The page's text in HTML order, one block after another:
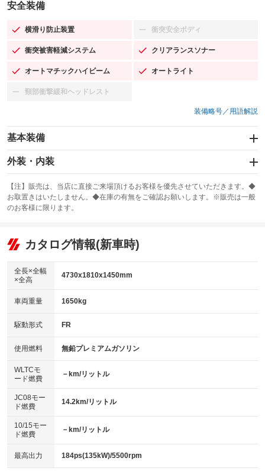
安全装備
横滑り防止装置
：装備あり 衝突安全ボディ
：装備なし
衝突被害軽減システム
：装備あり クリアランスソナー
：装備あり
オートマチックハイビーム
：装備あり オートライト
：装備あり
頸部衝撃緩和ヘッドレスト
：装備なし
装備略号／用語解説
基本装備
エアバッグ：運転席/助手席/サイド
：装備あり
：装備なし
サンルーフ
：装備なし ABS
リフトアップ
：装備なし
：装備なし
パワーウィンドウ
アイドリングストップ
：装備あり
USB入力端子
：装備あり
100V電源
：装備なし
センターデフロック
：装備なし
電動格納ミラー
：装備あり
外装・内装
カーナビ：HDDナビ
：装備あり
TV：フルセグ
：装備あり
ビジュアル：-／DVD再生
：装備あり
：装備あり
革シート
キーレス
HID(キセノンライト)
：装備なし
バックカメラ
：装備あり
エアロ
：装備なし
：装備なし
パワーシート
ベンチシート
：装備なし
チップアップシート
：装備なし
【注】販売は、当店に直接ご来場頂けるお客様を優先させていただきます。◆
お取置きはいたしません。◆在庫の有無をご確認お願いします。※販売は一般
のお客様に限ります。
カタログ情報(新車時)
全長×全幅
×全高
4730x1810x1450mm
車両重量 1650kg
駆動形式 FR
使用燃料 無鉛プレミアムガソリン
WLTCモ
ード燃費
－km/リットル
JC08モー
ド燃費
14.2km/リットル
10/15モー
ド燃費
－km/リットル
最高出力 184ps(135kW)/5500rpm